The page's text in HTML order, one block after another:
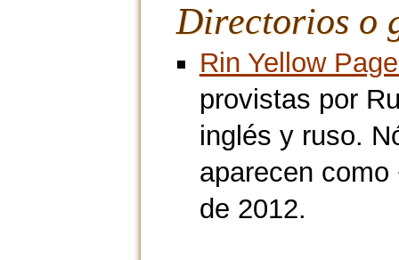
Directorios o
Rin Yellow
provistas por
inglés y ruso.
aparecen
de 2012.